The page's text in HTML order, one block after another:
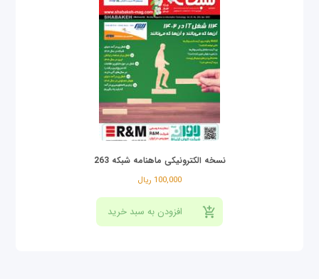
نسخه الکترونیکی ماهنامه شبکه 263
100,000 ریال